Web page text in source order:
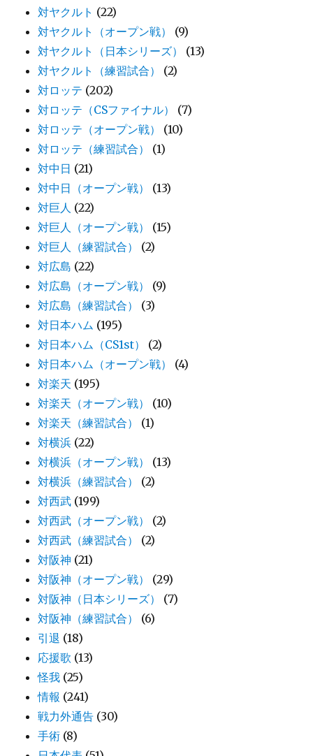
対ヤクルト (22)
対ヤクルト（オープン戦）
(9)
対ヤクルト（日本シリーズ）
(13)
対ヤクルト（練習試合）
(2)
対ロッテ (202)
対ロッテ（CSファイナル）
(7)
対ロッテ（オープン戦）
(10)
対ロッテ（練習試合）
(1)
対中日 (21)
対中日（オープン戦）
(13)
対巨人 (22)
対巨人（オープン戦）
(15)
対巨人（練習試合）
(2)
対広島 (22)
対広島（オープン戦）
(9)
対広島（練習試合）
(3)
対日本ハム (195)
対日本ハム（CS1st）
(2)
対日本ハム（オープン戦）
(4)
対楽天 (195)
対楽天（オープン戦）
(10)
対楽天（練習試合）
(1)
対横浜 (22)
対横浜（オープン戦）
(13)
対横浜（練習試合）
(2)
対西武 (199)
対西武（オープン戦）
(2)
対西武（練習試合）
(2)
対阪神 (21)
対阪神（オープン戦）
(29)
対阪神（日本シリーズ）
(7)
対阪神（練習試合）
(6)
引退 (18)
応援歌 (13)
怪我 (25)
情報 (241)
戦力外通告 (30)
手術 (8)